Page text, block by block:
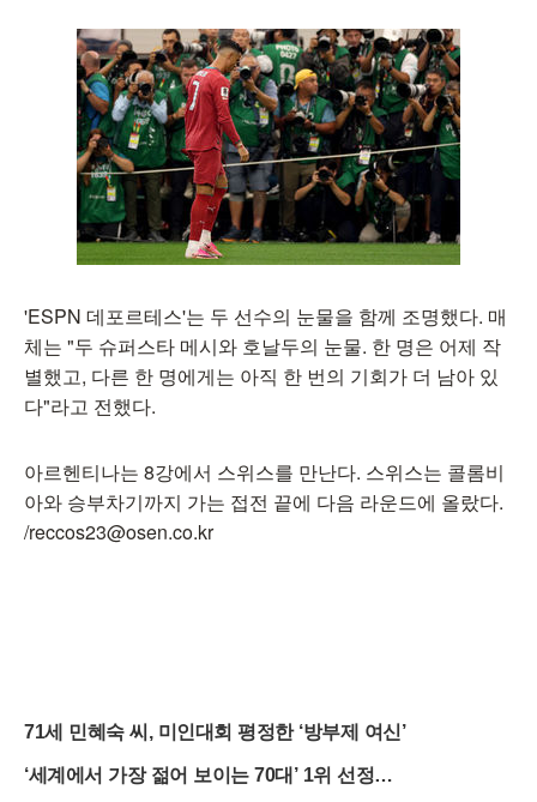
'ESPN 데포르테스'는 두 선수의 눈물을 함께 조명했다. 매
체는 "두 슈퍼스타 메시와 호날두의 눈물. 한 명은 어제 작
별했고, 다른 한 명에게는 아직 한 번의 기회가 더 남아 있
다"라고 전했다.
아르헨티나는 8강에서 스위스를 만난다. 스위스는 콜롬비
아와 승부차기까지 가는 접전 끝에 다음 라운드에 올랐다.
/reccos23@osen.co.kr